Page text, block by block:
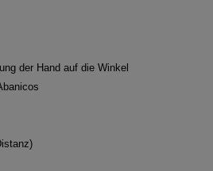
der Hand auf die Winkel